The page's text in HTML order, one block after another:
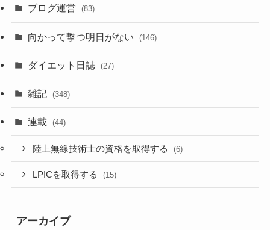
ブログ運営 (83)
向かって撃つ明日がない (146)
ダイエット日誌 (27)
雑記 (348)
連載 (44)
陸上無線技術士の資格を取得する (6)
LPICを取得する (15)
アーカイブ